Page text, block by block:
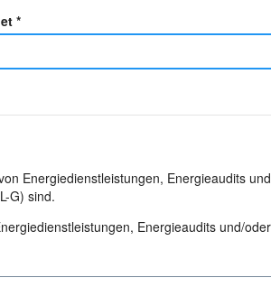
*
Energiedienstleistungen, Energieaudits
G) sind.
Energieaudits und/